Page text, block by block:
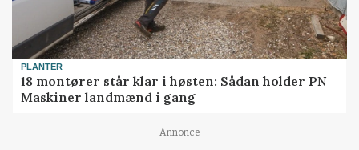
PLANTER
18 montører står klar i høsten: Sådan holder PN
Maskiner landmænd i gang
Annonce